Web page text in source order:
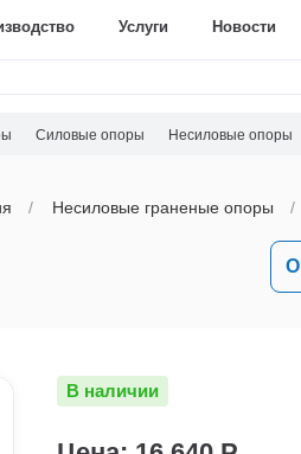
Услуги Новости
Силовые опоры Несиловые опоры
Несиловые граненые опоры
В наличии